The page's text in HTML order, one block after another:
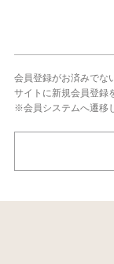
会員登録がお済みでな
サイトに新規会員登録
※会員システムへ遷移